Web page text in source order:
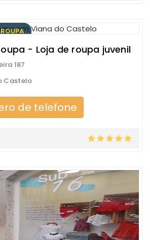
- Loja de roupa juvenil
187
Castelo
de telefone